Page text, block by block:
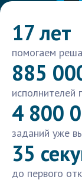
17 лет
помогаем
885
исполнителей
4 800
заданий уже
35
до первого